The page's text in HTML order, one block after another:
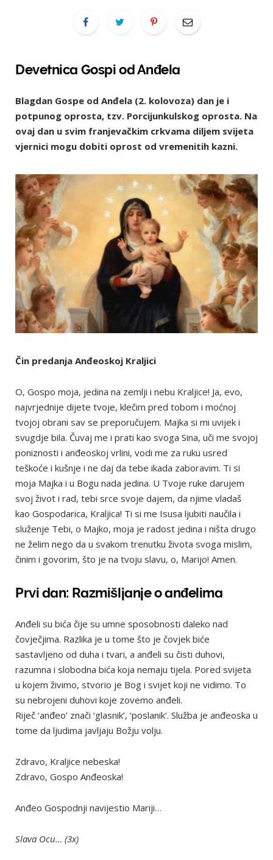
Devetnica Gospi od Anđela
Blagdan Gospe od Anđela (2. kolovoza) dan je i
potpunog oprosta, tzv. Porcijunkulskog oprosta. Na
ovaj dan u svim franjevačkim crkvama diljem svijeta
vjernici mogu dobiti oprost od vremenitih kazni.
Čin predanja Anđeoskoj Kraljici
O, Gospo moja, jedina na zemlji i nebu Kraljice! Ja, evo,
najvrjednije dijete tvoje, klečim pred tobom i moćnoj
tvojoj obrani sav se preporučujem. Majka si mi uvijek i
svugdje bila. Čuvaj me i prati kao svoga Sina, uči me svojoj
poniznosti i anđeoskoj vrlini, vodi me za ruku usred
teškoće i kušnje i ne daj da tebe ikada zaboravim. Ti si
moja Majka i u Bogu nada jedina. U Tvoje ruke darujem
svoj život i rad, tebi srce svoje dajem, da njime vladaš
kao Gospodarica, Kraljica! Ti si me Isusa ljubiti naučila i
služenje Tebi, o Majko, moja je radost jedina i ništa drugo
ne želim nego da u svakom trenutku života svoga mislim,
činim i govorim, što je na tvoju slavu, o, Marijo! Amen.
Prvi dan: Razmišljanje o anđelima
Anđeli su bića čije su umne sposobnosti daleko nad
čovječjima. Razlika je u tome što je čovjek biće
sastavljeno od duha i tvari, a anđeli su čisti duhovi,
razumna i slobodna bića koja nemaju tijela. Pored svijeta
u kojem živimo, stvorio je Bog i svijet koji ne vidimo. To
su nebrojeni duhovi koje zovemo anđeli.
Riječ ‘anđeo’ znači ‘glasnik’, ‘poslanik’. Služba je anđeoska u
tome da ljudima javljaju Božju volju.
Zdravo, Kraljice nebeska!
Zdravo, Gospo Anđeoska!
Anđeo Gospodnji navijestio Mariji…
Slava Ocu… (3x)